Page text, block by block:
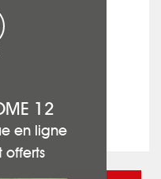
12
en ligne
offerts